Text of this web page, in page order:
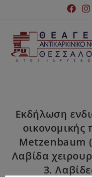
Εκδήλωση
Metzenbaum
Λαβίδα
3.